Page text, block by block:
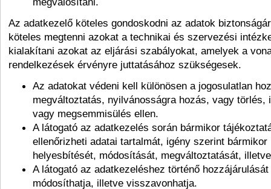
Az adatkezelő köteles gondoskodni az adatok
köteles megtenni azokat a technikai és szervezési
kialakítani azokat az eljárási szabályokat, amelyek a
rendelkezések érvényre juttatásához szükségesek.
Az adatokat védeni kell különösen a jogosulatlan
megváltoztatás, nyilvánosságra hozás, vagy törlés,
vagy megsemmisülés ellen.
A látogató az adatkezelés során bármikor
ellenőrizheti adatai tartalmát, igény szerint bármikor
helyesbítését, módosítását, megváltoztatását,
A látogató az adatkezeléshez történő
módosíthatja, illetve visszavonhatja.